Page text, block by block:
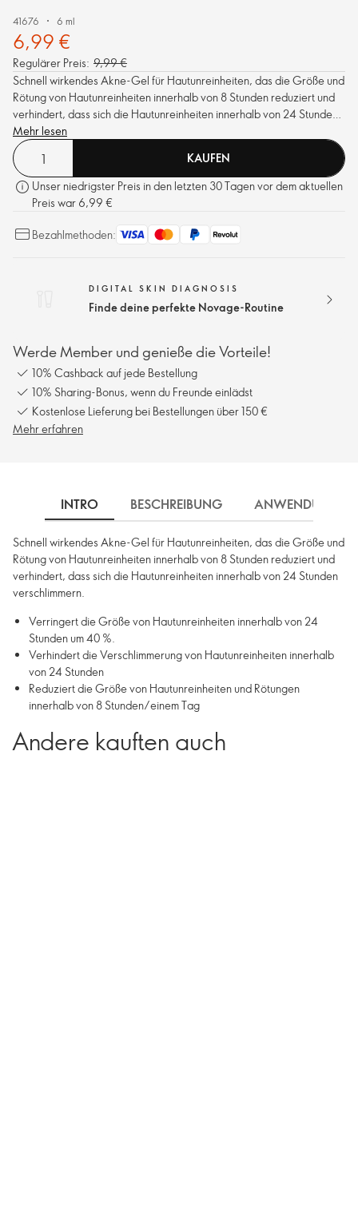
41676 6 ml
6,99 €
Regulärer Preis: 9,99 €
Schnell wirkendes Akne-Gel für Hautunreinheiten, das die Größe und
Rötung von Hautunreinheiten innerhalb von 8 Stunden reduziert und
verhindert, dass sich die Hautunreinheiten innerhalb von 24 Stunden
verschlimmern.
Mehr lesen
KAUFEN
Unser niedrigster Preis in den letzten 30 Tagen vor dem aktuellen
Preis war 6,99 €
Bezahlmethoden:
DIGITAL SKIN DIAGNOSIS
Finde deine perfekte Novage-Routine
Werde Member und genieße die Vorteile!
10% Cashback auf jede Bestellung
10% Sharing-Bonus, wenn du Freunde einlädst
Kostenlose Lieferung bei Bestellungen über 150 €
Mehr erfahren
INTRO BESCHREIBUNG ANWENDUNG
Schnell wirkendes Akne-Gel für Hautunreinheiten, das die Größe und
Rötung von Hautunreinheiten innerhalb von 8 Stunden reduziert und
verhindert, dass sich die Hautunreinheiten innerhalb von 24 Stunden
verschlimmern.
Verringert die Größe von Hautunreinheiten innerhalb von 24
Stunden um 40 %.
Verhindert die Verschlimmerung von Hautunreinheiten innerhalb
von 24 Stunden
Reduziert die Größe von Hautunreinheiten und Rötungen
innerhalb von 8 Stunden/einem Tag
Andere kauften auch